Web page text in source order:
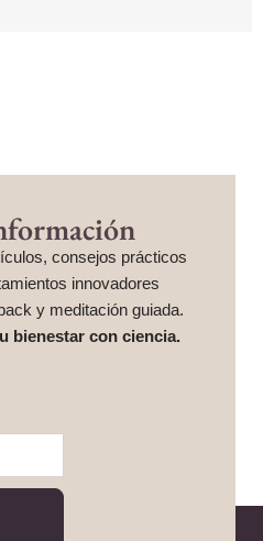
consejos prácticos
innovadores
y meditación guiada.
bienestar con ciencia.